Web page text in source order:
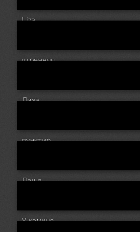
Liza
утренняя
Лиза
пунктир
Даша
У камина